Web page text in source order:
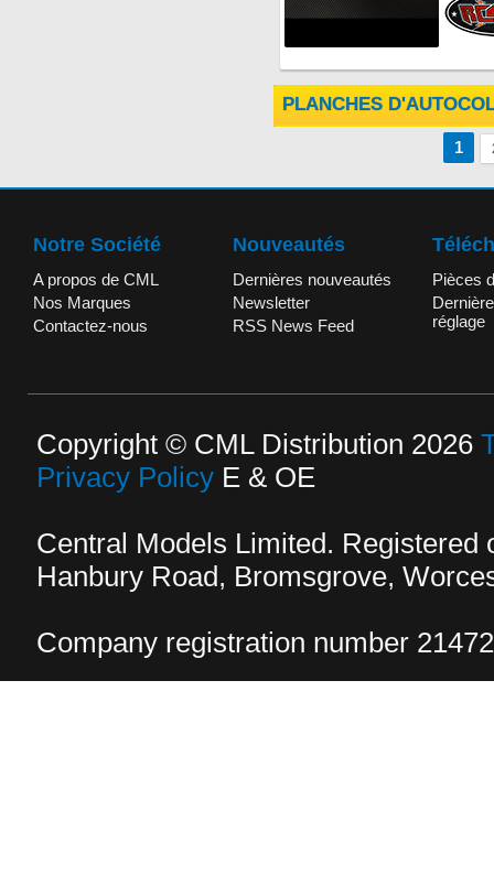
PLANCHES
1
Notre Société
A propos de CML
Nos Marques
Contactez-nous
Nouveautés
Dernières nouveautés
Newsletter
RSS News Feed
Pièces
réglage
Copyright © CML Distribution 2026
Privacy Policy E & OE
Central Models Limited. Registered
Hanbury Road, Bromsgrove,
Company registration number